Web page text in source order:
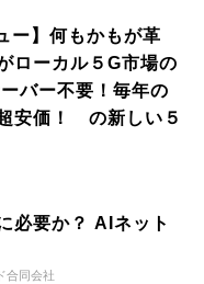
ー】何もかもが革
ローカル５G市場の
バー不要！毎年の
安価！ の新しい５
必要か？ AIネット
合同会社